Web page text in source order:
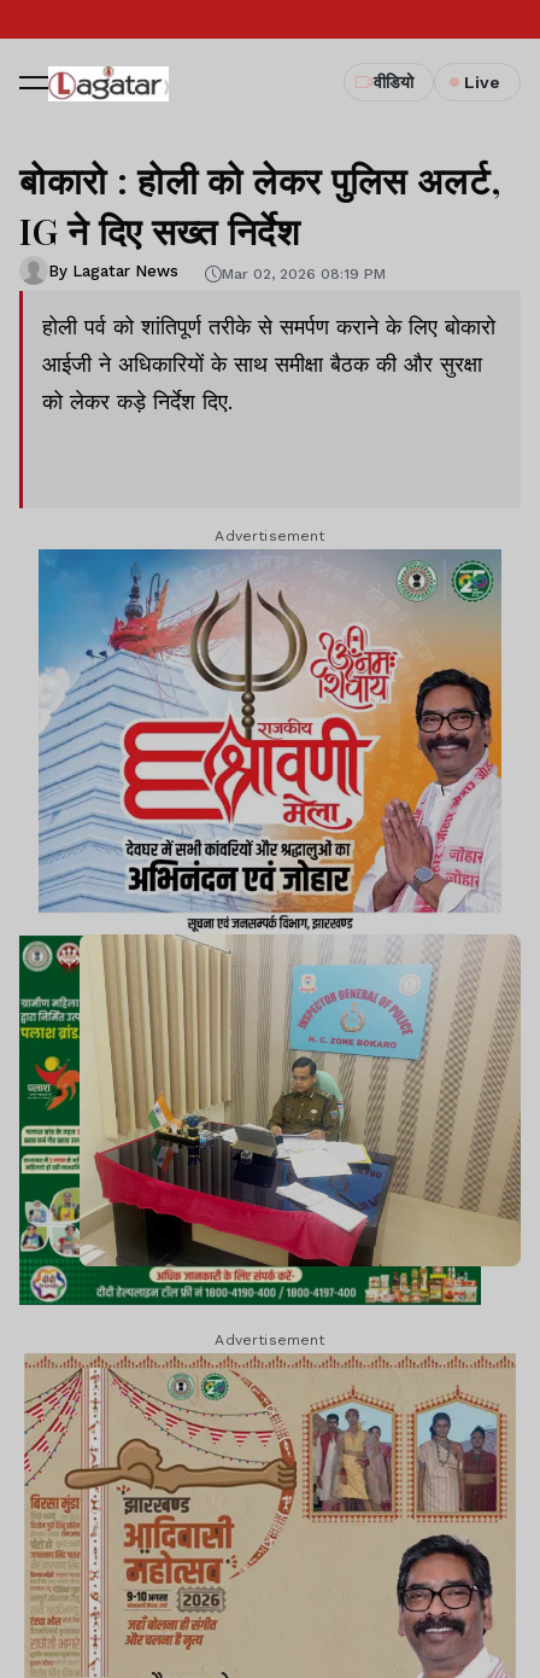
वीडियो Live
बोकारो : होली को लेकर पुलिस अलर्ट,
IG ने दिए सख्त निर्देश
By Lagatar News Mar 02, 2026 08:19 PM
होली पर्व को शांतिपूर्ण तरीके से समर्पण कराने के लिए बोकारो
आईजी ने अधिकारियों के साथ समीक्षा बैठक की और सुरक्षा
को लेकर कड़े निर्देश दिए.
Advertisement
Advertisement